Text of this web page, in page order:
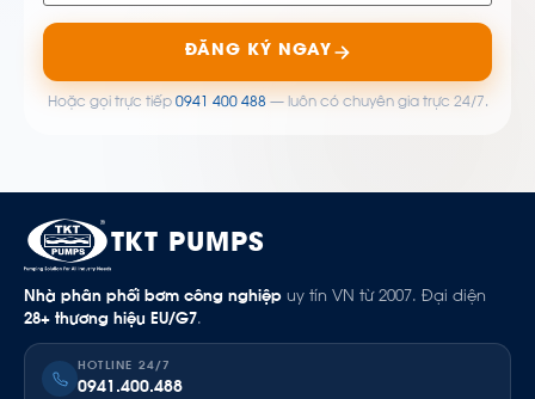
ĐĂNG KÝ NGAY
Hoặc gọi trực tiếp 0941 400 488— luôn có chuyên gia trực 24/7.
TKT PUMPS
Nhà phân phối bơm công nghiệp uy tín VN từ 2007. Đại diện
28+ thương hiệu EU/G7.
HOTLINE 24/7
0941.400.488